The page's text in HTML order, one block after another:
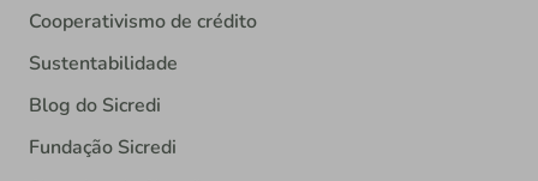
Cooperativismo de crédito
Sustentabilidade
Blog do Sicredi
Fundação Sicredi